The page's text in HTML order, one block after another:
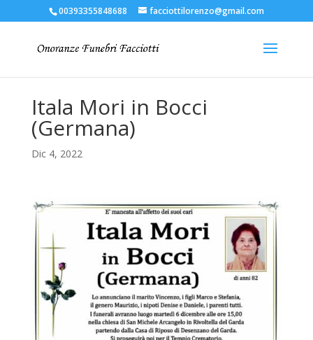
00393355848688 facciottilorenzo@gmail.com
Itala Mori in Bocci
(Germana)
Dic 4, 2022